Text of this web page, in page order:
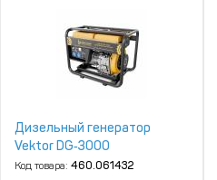
Дизельный генератор
Vektor DG‑3000
Код товара: 460.061432